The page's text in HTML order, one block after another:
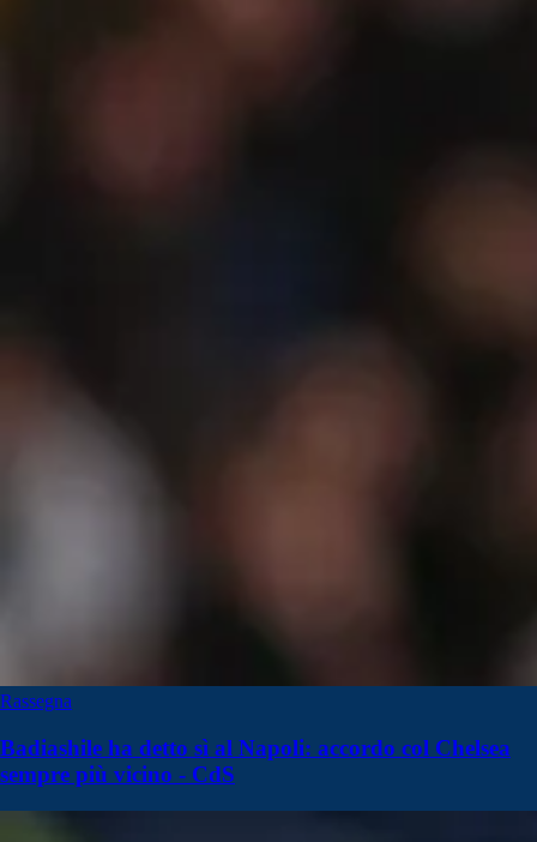
Rassegna
Badiashile ha detto sì al Napoli: accordo col Chelsea
sempre più vicino - CdS